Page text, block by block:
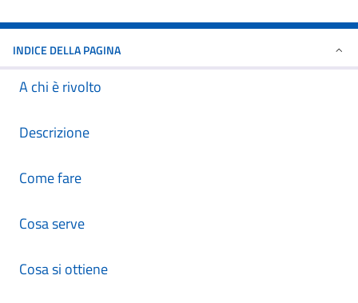
INDICE DELLA PAGINA
A chi è rivolto
Descrizione
Come fare
Cosa serve
Cosa si ottiene